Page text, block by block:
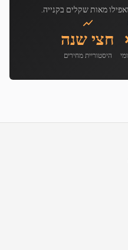
מאות שקלים בקנייה.
חצי שנה
היסטוריית מחירים